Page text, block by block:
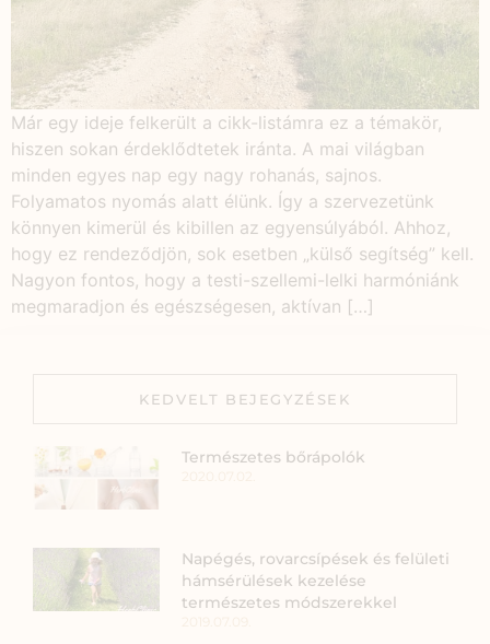
Már egy ideje felkerült a cikk-listámra ez a témakör,
hiszen sokan érdeklődtetek iránta. A mai világban
minden egyes nap egy nagy rohanás, sajnos.
Folyamatos nyomás alatt élünk. Így a szervezetünk
könnyen kimerül és kibillen az egyensúlyából. Ahhoz,
hogy ez rendeződjön, sok esetben „külső segítség” kell.
Nagyon fontos, hogy a testi-szellemi-lelki harmóniánk
megmaradjon és egészségesen, aktívan […]
KEDVELT BEJEGYZÉSEK
Természetes bőrápolók
Napégés, rovarcsípések és felületi
hámsérülések kezelése
természetes módszerekkel